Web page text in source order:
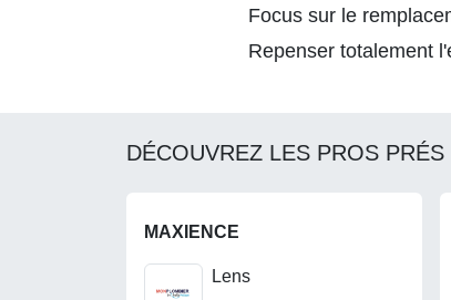
Focus sur le
Repenser totalement
DÉCOUVREZ LES PROS
MAXIENCE
Lens